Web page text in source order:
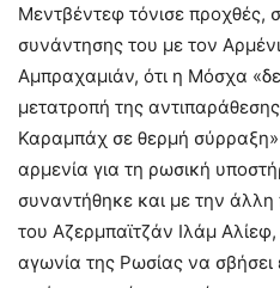
Μεντβέντεφ τόνισε προχθές,
συνάντησης του με τον
Αμπραχαμιάν, ότι η Μόσχα
μετατροπή της
Καραμπάχ σε θερμή σύρραξη»
αρμενία για τη ρωσική
συναντήθηκε και με την
του Αζερμπαϊτζάν Ιλάμ
αγωνία της Ρωσίας να σβήσει